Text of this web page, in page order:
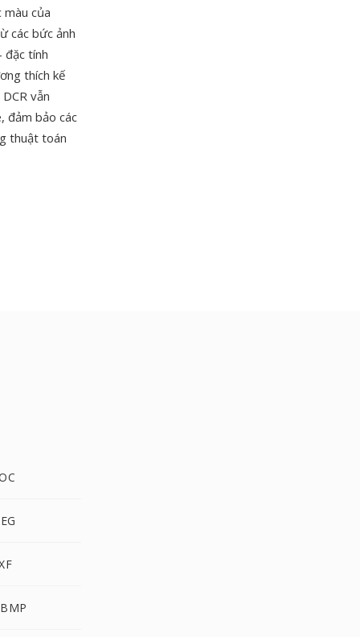
màu của
các bức ảnh
đặc tính
thích kế
vẫn
đảm bảo các
thuật toán